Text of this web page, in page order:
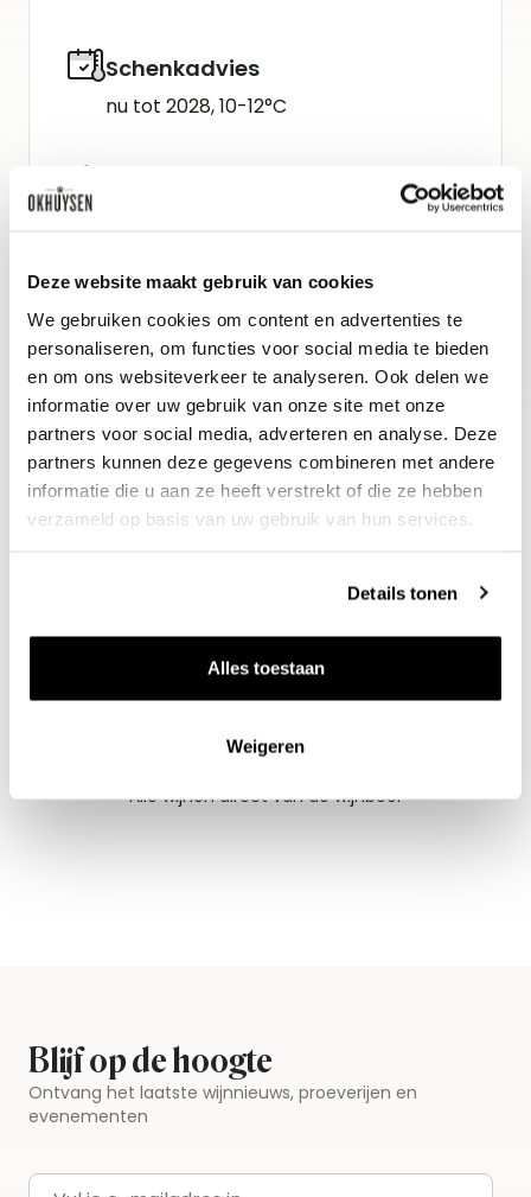
Deze website maakt gebruik van cookies
We gebruiken cookies om content en advertenties te
personaliseren, om functies voor social media te bieden
en om ons websiteverkeer te analyseren. Ook delen we
informatie over uw gebruik van onze site met onze
partners voor social media, adverteren en analyse. Deze
partners kunnen deze gegevens combineren met andere
informatie die u aan ze heeft verstrekt of die ze hebben
verzameld op basis van uw gebruik van hun services.
Details tonen
Alles toestaan
Weigeren
Schenkadvies
nu tot 2028, 10-12°C
maar ook een perfect aperitief! In het
asperge seizoen: een groene salade
met rauwe geraspte witte asperges,
parmezaanse kaas en klassieke
vinaigrette.
Nieuws & inspiratie in Vineé Vineuse
Alle wijnen direct van de wijnboer
Blijf op de hoogte
Ontvang het laatste wijnnieuws, proeverijen en
evenementen
E-mailadres